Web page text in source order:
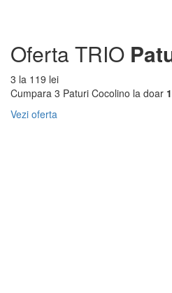
Oferta TRIO
3 la 119 lei
Cumpara 3 Paturi Cocolino la doar
Vezi oferta